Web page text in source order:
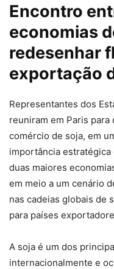
Encontro
economias
redesenhar
exportação
Representantes dos
reuniram em Paris
comércio de soja, em
importância
duas maiores
em meio a um cenário
nas cadeias globais de
para países
A soja é um dos
internacionalmente e